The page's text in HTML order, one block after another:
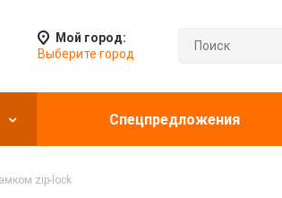
Мой город:
Выберите город
Спецпредложения
zip-lock